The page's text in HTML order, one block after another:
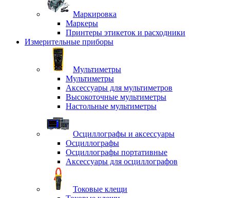
Маркировка
Маркеры
Принтеры этикеток и расходники
Измерительные приборы
Мультиметры
Мультиметры
Аксессуары для мультиметров
Высокоточные мультиметры
Настольные мультиметры
Осциллографы и аксессуары
Осциллографы
Осциллографы портативные
Аксессуары для осциллографов
Токовые клещи